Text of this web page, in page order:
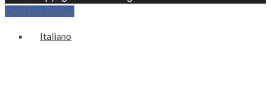
Call Now Button
Italiano